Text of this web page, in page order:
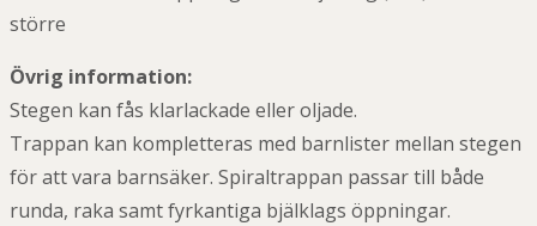
större
Övrig information:
Stegen kan fås klarlackade eller oljade.
Trappan kan kompletteras med barnlister mellan stegen
för att vara barnsäker. Spiraltrappan passar till både
runda, raka samt fyrkantiga bjälklags öppningar.